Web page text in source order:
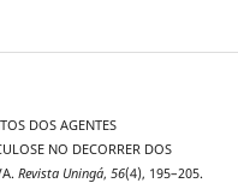
DOS AGENTES
NO DECORRER DOS
Revista Uningá, 56(4), 195–205.